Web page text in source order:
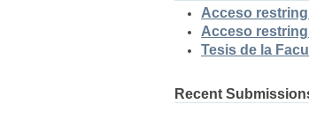
Acceso
Acceso
Tesis de la
Recent